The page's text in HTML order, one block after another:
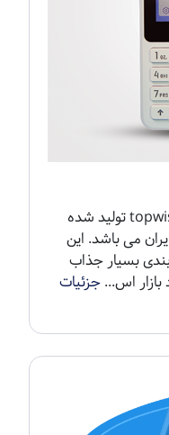
دستگاه کارتخوان m3p از برند topwise تولید شده
می باشد. این
بسیار جذاب
اس...جزئیات